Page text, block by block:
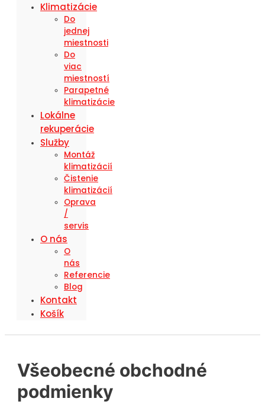
Klimatizácie
Do
jednej
miestnosti
Do
viac
miestností
Parapetné
klimatizácie
Lokálne
rekuperácie
Služby
Montáž
klimatizácií
Čistenie
klimatizácií
Oprava
/
servis
O nás
O
nás
Referencie
Blog
Kontakt
Košík
Všeobecné obchodné
podmienky